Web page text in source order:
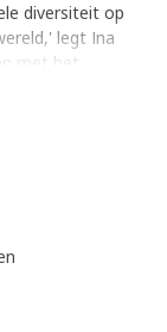
diversiteit op
legt Ina
met het
beste van alle
verschillen
eierdopje